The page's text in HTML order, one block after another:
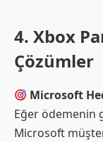
4. Xbox
Çözümler
Microsoft
Eğer ödemenin
Microsoft